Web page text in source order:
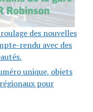
des nouvelles
rendu avec des
unique, objets
pour